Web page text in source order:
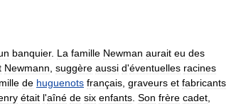
banquier. La famille Newman aurait eu des
Newmann suggère aussi d'éventuelles racines
de huguenots français graveurs et fabricants
était l'aîné de six enfants Son frère cadet